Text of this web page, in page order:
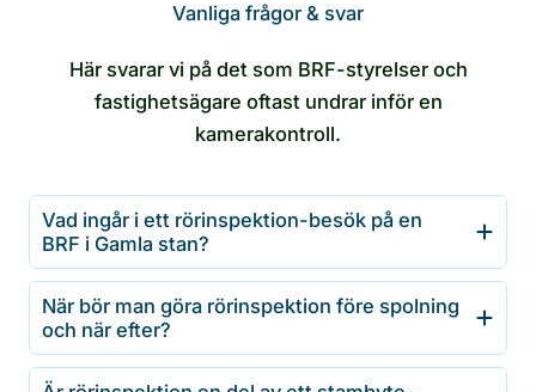
Vanliga frågor & svar
Här svarar vi på det som BRF-styrelser och
fastighetsägare oftast undrar inför en
kamerakontroll.
Vad ingår i ett rörinspektion-besök på en
BRF i Gamla stan?
När bör man göra rörinspektion före spolning
och när efter?